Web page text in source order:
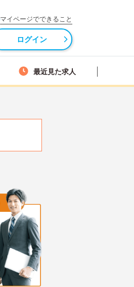
マイページでできること
ログイン
最近見た求人